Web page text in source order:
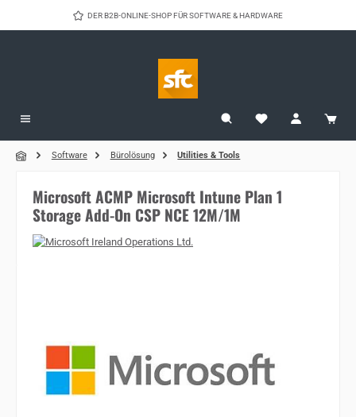
Zum Hauptinhalt springenDER B2B-ONLINE-SHOP FÜR SOFTWARE & HARDWARE
Software Bürolösung Utilities & Tools
Microsoft ACMP Microsoft Intune Plan 1
Storage Add-On CSP NCE 12M/1M